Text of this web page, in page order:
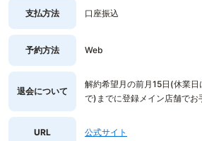
支払方法 口座振込
予約方法 Web
退会について
解約希望月の前月15日(休業日
で)までに登録メイン店舗でお
URL 公式サイト